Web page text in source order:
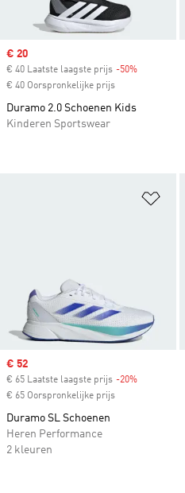
Sale price
€ 20
€ 40 Laatste laagste prijs -50%
€ 40 Oorspronkelijke prijs
Duramo 2.0 Schoenen Kids
Kinderen Sportswear
Sale price
€ 52
€ 65 Laatste laagste prijs -20%
€ 65 Oorspronkelijke prijs
Duramo SL Schoenen
Heren Performance
2 kleuren